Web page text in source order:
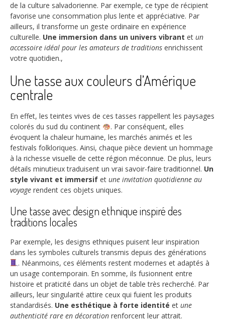
de la culture salvadorienne. Par exemple, ce type de récipient
favorise une consommation plus lente et appréciative. Par
ailleurs, il transforme un geste ordinaire en expérience
culturelle. Une immersion dans un univers vibrant et un
accessoire idéal pour les amateurs de traditions enrichissent
votre quotidien.,
Une tasse aux couleurs d’Amérique
centrale
En effet, les teintes vives de ces tasses rappellent les paysages
colorés du sud du continent
. Par conséquent, elles
évoquent la chaleur humaine, les marchés animés et les
festivals folkloriques. Ainsi, chaque pièce devient un hommage
à la richesse visuelle de cette région méconnue. De plus, leurs
détails minutieux traduisent un vrai savoir-faire traditionnel. Un
style vivant et immersif et une invitation quotidienne au
voyage rendent ces objets uniques.
Une tasse avec design ethnique inspiré des
traditions locales
Par exemple, les designs ethniques puisent leur inspiration
dans les symboles culturels transmis depuis des générations
. Néanmoins, ces éléments restent modernes et adaptés à
un usage contemporain. En somme, ils fusionnent entre
histoire et praticité dans un objet de table très recherché. Par
ailleurs, leur singularité attire ceux qui fuient les produits
standardisés. Une esthétique à forte identité et une
authenticité rare en décoration renforcent leur attrait.